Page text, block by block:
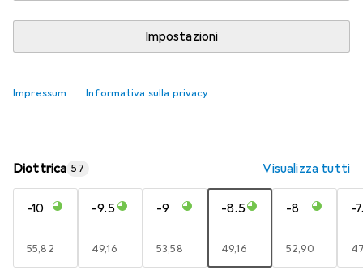
Impostazioni
Impressum Informativa sulla privacy
Aggiungi al carrello
Diottrica 57 Visualizza tutti
-10
EUR
55,82
-9.5
EUR
49,16
-9
EUR
53,58
-8.5
EUR
49,16
-8
EUR
52,90
-